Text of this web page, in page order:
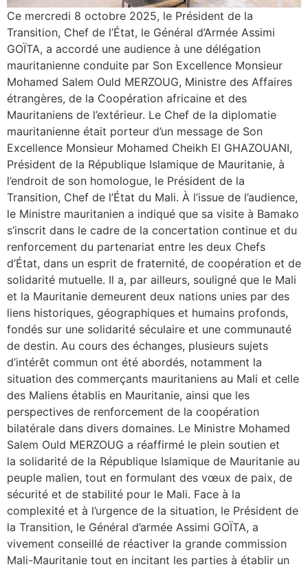
Ce mercredi 8 octobre 2025, le Président de la
Transition, Chef de l’État, le Général d’Armée Assimi
GOÏTA, a accordé une audience à une délégation
mauritanienne conduite par Son Excellence Monsieur
Mohamed Salem Ould MERZOUG, Ministre des Affaires
étrangères, de la Coopération africaine et des
Mauritaniens de l’extérieur. Le Chef de la diplomatie
mauritanienne était porteur d’un message de Son
Excellence Monsieur Mohamed Cheikh El GHAZOUANI,
Président de la République Islamique de Mauritanie, à
l’endroit de son homologue, le Président de la
Transition, Chef de l’État du Mali. À l’issue de l’audience,
le Ministre mauritanien a indiqué que sa visite à Bamako
s’inscrit dans le cadre de la concertation continue et du
renforcement du partenariat entre les deux Chefs
d’État, dans un esprit de fraternité, de coopération et de
solidarité mutuelle. Il a, par ailleurs, souligné que le Mali
et la Mauritanie demeurent deux nations unies par des
liens historiques, géographiques et humains profonds,
fondés sur une solidarité séculaire et une communauté
de destin. Au cours des échanges, plusieurs sujets
d’intérêt commun ont été abordés, notamment la
situation des commerçants mauritaniens au Mali et celle
des Maliens établis en Mauritanie, ainsi que les
perspectives de renforcement de la coopération
bilatérale dans divers domaines. Le Ministre Mohamed
Salem Ould MERZOUG a réaffirmé le plein soutien et
la solidarité de la République Islamique de Mauritanie au
peuple malien, tout en formulant des vœux de paix, de
sécurité et de stabilité pour le Mali. Face à la
complexité et à l’urgence de la situation, le Président de
la Transition, le Général d’armée Assimi GOÏTA, a
vivement conseillé de réactiver la grande commission
Mali-Mauritanie tout en incitant les parties à établir un